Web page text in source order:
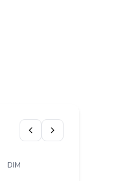
DIM